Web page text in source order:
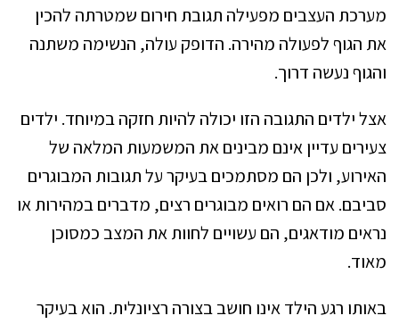
מערכת העצבים מפעילה תגובת חירום שמטרתה להכין
את הגוף לפעולה מהירה. הדופק עולה, הנשימה משתנה
והגוף נעשה דרוך.
אצל ילדים התגובה הזו יכולה להיות חזקה במיוחד. ילדים
צעירים עדיין אינם מבינים את המשמעות המלאה של
האירוע, ולכן הם מסתמכים בעיקר על תגובות המבוגרים
סביבם. אם הם רואים מבוגרים רצים, מדברים במהירות או
נראים מודאגים, הם עשויים לחוות את המצב כמסוכן
מאוד.
באותו רגע הילד אינו חושב בצורה רציונלית. הוא בעיקר